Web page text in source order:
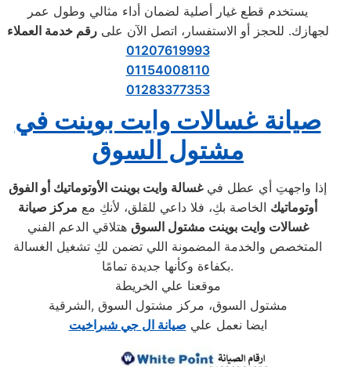
يستخدم قطع غيار أصلية لضمان أداء مثالي وطول عمر
لجهازك. للحجز أو الاستفسار، اتصل الآن علىرقم خدمة العملاء
01207619993
01154008110
01283377353
صيانة غسالات وايت بوينت في
مشتول السوق
إذا واجهتِ أي عطل فيغسالة وايت بوينت الأوتوماتيك أو الفوق
أوتوماتيك الخاصة بكِ، فلا داعي للقلق، لأنكِ مع مركز صيانة
غسالات وايت بوينت مشتول السوق هتلاقي الدعم الفني
المتخصص والخدمة المضمونة اللي تضمن لكِ تشغيل الغسالة
بكفاءة وكأنها جديدة تمامًا.
موقعنا علي الخريطة
مشتول السوق، مركز مشتول السوق ,الشرقية
ايضا نعمل علي صيانة ال جي شبراخيت